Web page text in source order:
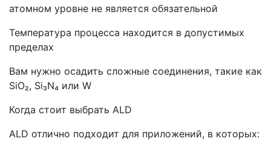
атомном уровне не является обязательной
Температура процесса находится в допустимых
пределах
Вам нужно осадить сложные соединения, такие как
SiO₂, Si₃N₄ или W
Когда стоит выбрать ALD
ALD отлично подходит для приложений, в которых: